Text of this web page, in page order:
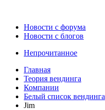
Новости c форума
Новости с блогов
Непрочитанное
Главная
Теория вендинга
Компании
Белый список вендинга
Jim